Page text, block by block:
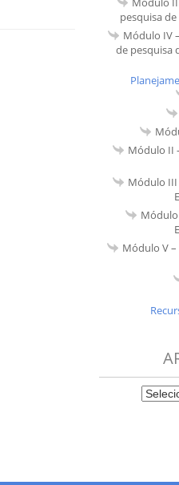
pesquisa
Módulo IV
de pesquisa
Módulo II
Módulo III
Módulo V